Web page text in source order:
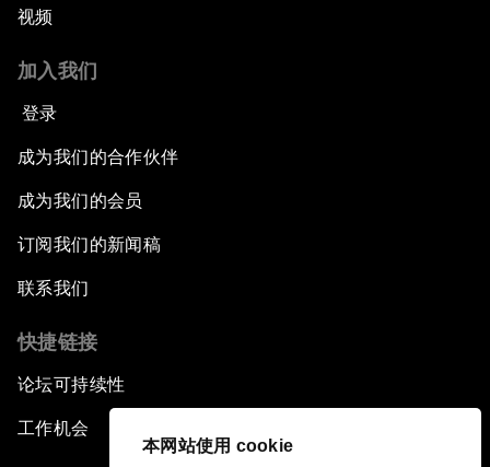
本网站使用 cookie
视频
加入我们
登录
成为我们的合作伙伴
成为我们的会员
订阅我们的新闻稿
联系我们
快捷链接
论坛可持续性
工作机会